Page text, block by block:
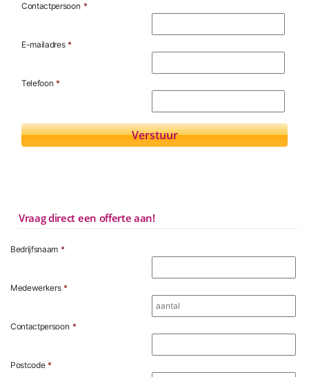
Contactpersoon *
E-mailadres *
Telefoon *
Vraag direct een offerte aan!
Bedrijfsnaam *
Medewerkers *
Contactpersoon *
Postcode *